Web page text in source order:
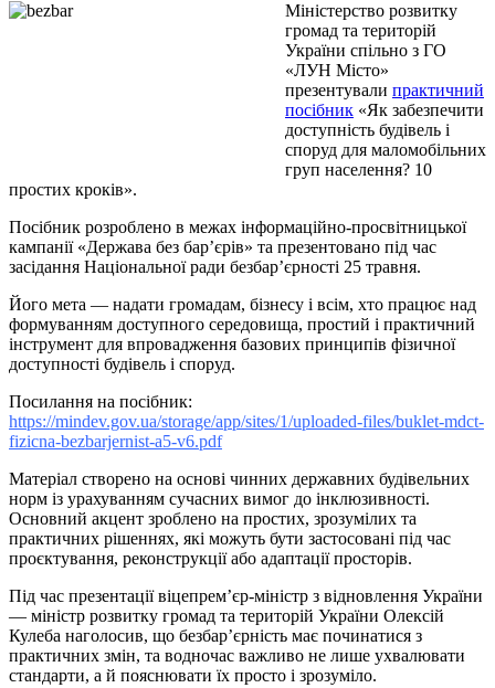
Міністерство розвитку
громад та територій
України спільно з ГО
«ЛУН Місто»
презентували практичний
посібник «Як забезпечити
доступність будівель і
споруд для маломобільних
груп населення? 10
простих кроків».
Посібник розроблено в межах інформаційно-просвітницької
кампанії «Держава без бар’єрів» та презентовано під час
засідання Національної ради безбар’єрності 25 травня.
Його мета — надати громадам, бізнесу і всім, хто працює над
формуванням доступного середовища, простий і практичний
інструмент для впровадження базових принципів фізичної
доступності будівель і споруд.
Посилання на посібник:
https://mindev.gov.ua/storage/app/sites/1/uploaded-files/buklet-mdct-
fizicna-bezbarjernist-a5-v6.pdf
Матеріал створено на основі чинних державних будівельних
норм із урахуванням сучасних вимог до інклюзивності.
Основний акцент зроблено на простих, зрозумілих та
практичних рішеннях, які можуть бути застосовані під час
проєктування, реконструкції або адаптації просторів.
Під час презентації віцепрем’єр-міністр з відновлення України
— міністр розвитку громад та територій України Олексій
Кулеба наголосив, що безбар’єрність має починатися з
практичних змін, та водночас важливо не лише ухвалювати
стандарти, а й пояснювати їх просто і зрозуміло.